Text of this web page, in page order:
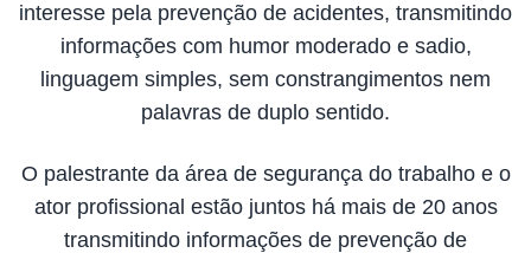
interesse pela prevenção de acidentes, transmitindo
informações com humor moderado e sadio,
linguagem simples, sem constrangimentos nem
palavras de duplo sentido.
O palestrante da área de segurança do trabalho e o
ator profissional estão juntos há mais de 20 anos
transmitindo informações de prevenção de